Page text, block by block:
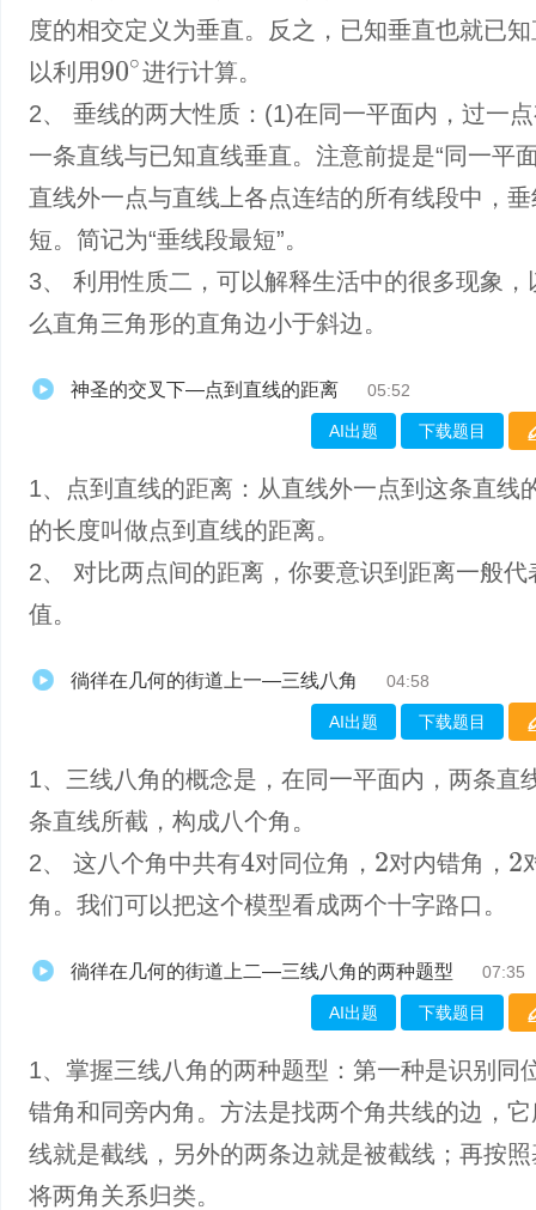
度的相交定义为垂直。反之，已知垂直也就已
以利用 90∘
进行计算。
2、 垂线的两大性质：(1)在同一平面内，过一
一条直线与已知直线垂直。注意前提是“同一平
直线外一点与直线上各点连结的所有线段中，
短。简记为“垂线段最短”。
3、 利用性质二，可以解释生活中的很多现象，
么直角三角形的直角边小于斜边。
神圣的交叉下—点到直线的距离 05:52
AI出题 下载题目
1、​点到直线的距离：从直线外一点到这条直线
的长度叫做点到直线的距离。
2、 对比两点间的距离，你要意识到距离一般代
值。
徜徉在几何的街道上一—三线八角 04:58
AI出题 下载题目
1、三线八角的概念是，在同一平面内，两条直
条直线所截，构成八个角。
2、 这八个角中共有4 对同位角， 2 对内错角， 2
角。我们可以把这个模型看成两个十字路口。
徜徉在几何的街道上二—三线八角的两种题型 07:35
AI出题 下载题目
1、掌握三线八角的两种题型：第一种是识别同
错角和同旁内角。方法是找两个角共线的边，
线就是截线，另外的两条边就是被截线；再按
将两角关系归类。